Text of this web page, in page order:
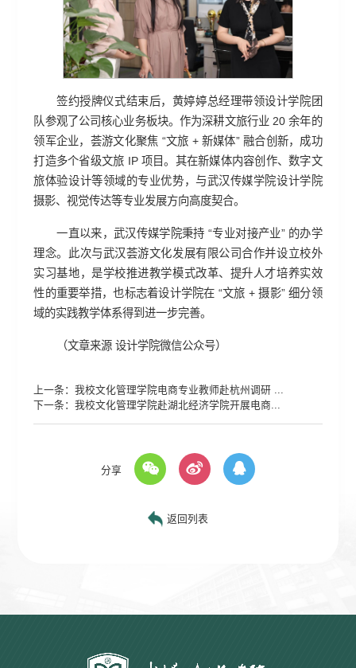
签约授牌仪式结束后，黄婷婷总经理带领设计学院团
队参观了公司核心业务板块。作为深耕文旅行业 20 余年的
领军企业，荟游文化聚焦 “文旅 + 新媒体” 融合创新，成功
打造多个省级文旅 IP 项目。其在新媒体内容创作、数字文
旅体验设计等领域的专业优势，与武汉传媒学院设计学院
摄影、视觉传达等专业发展方向高度契合。
一直以来，武汉传媒学院秉持 “专业对接产业” 的办学
理念。此次与武汉荟游文化发展有限公司合作并设立校外
实习基地，是学校推进教学模式改革、提升人才培养实效
性的重要举措，也标志着设计学院在 “文旅 + 摄影” 细分领
域的实践教学体系得到进一步完善。
（文章来源 设计学院微信公众号）
上一条：我校文化管理学院电商专业教师赴杭州调研 ...
下一条：我校文化管理学院赴湖北经济学院开展电商...
分享
返回列表